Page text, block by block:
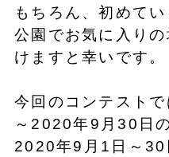
もちろん、初めて
公園でお気に入り
けますと幸いです。
今回のコンテスト
～2020年9月30日
2020年9月1日～30